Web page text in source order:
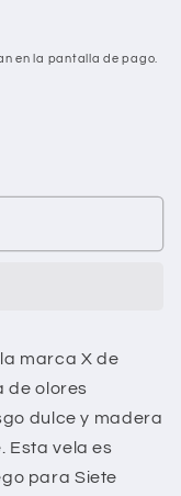
en la pantalla de pago.
marca X de
de olores
dulce y madera
Esta vela es
para Siete